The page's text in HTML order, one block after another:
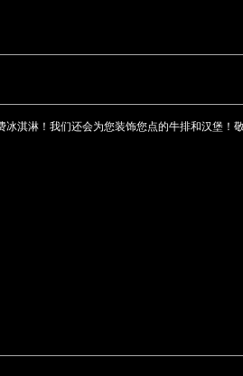
冰淇淋！我们还会为您装饰您点的牛排和汉堡！